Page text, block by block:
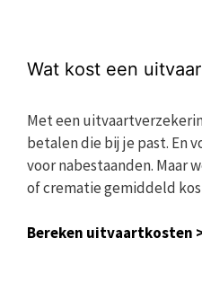
Wat kost een
Met een
betalen die bij je past. En
voor nabestaanden. Maar
of crematie gemiddeld
Bereken uitvaartkosten